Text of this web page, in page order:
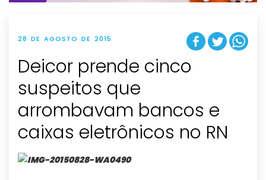
28 DE AGOSTO DE 2015
Deicor prende cinco
suspeitos que
arrombavam bancos e
caixas eletrônicos no RN